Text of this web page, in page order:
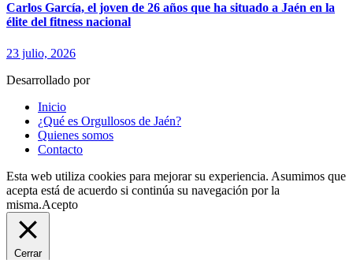
Carlos García, el joven de 26 años que ha situado a Jaén en la
élite del fitness nacional
23 julio, 2026
Desarrollado por
Inicio
¿Qué es Orgullosos de Jaén?
Quienes somos
Contacto
Esta web utiliza cookies para mejorar su experiencia. Asumimos que
acepta está de acuerdo si continúa su navegación por la
misma.Acepto
Cerrar